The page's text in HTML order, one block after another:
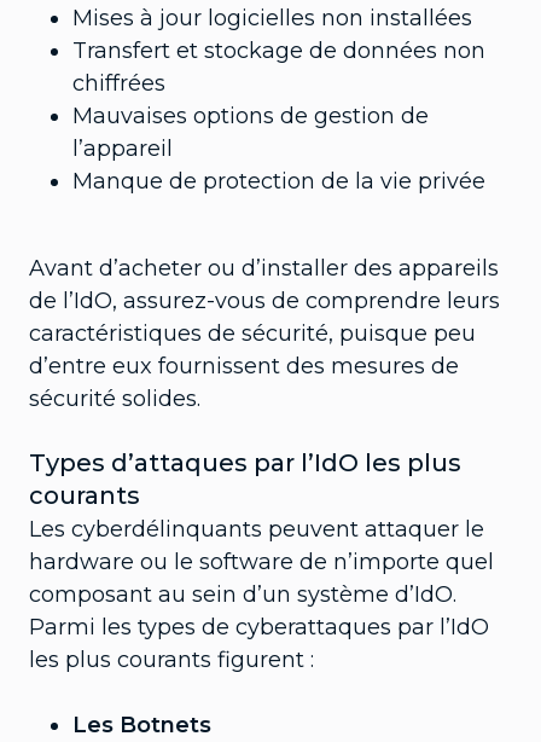
Mises à jour logicielles non installées
Transfert et stockage de données non
chiffrées
Mauvaises options de gestion de
l’appareil
Manque de protection de la vie privée
Avant d’acheter ou d’installer des appareils
de l’IdO, assurez-vous de comprendre leurs
caractéristiques de sécurité, puisque peu
d’entre eux fournissent des mesures de
sécurité solides.
Types d’attaques par l’IdO les plus
courants
Les cyberdélinquants peuvent attaquer le
hardware ou le software de n’importe quel
composant au sein d’un système d’IdO.
Parmi les types de cyberattaques par l’IdO
les plus courants figurent :
Les Botnets